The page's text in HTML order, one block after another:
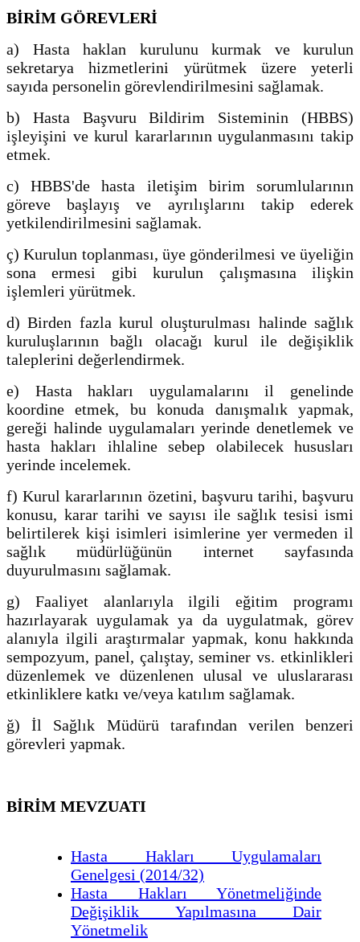
BİRİM GÖREVLERİ
a) Hasta haklan kurulunu kurmak ve kurulun
sekretarya hizmetlerini yürütmek üzere yeterli
sayıda personelin görevlendirilmesini sağlamak.
b) Hasta Başvuru Bildirim Sisteminin (HBBS)
işleyişini ve kurul kararlarının uygulanmasını takip
etmek.
c) HBBS'de hasta iletişim birim sorumlularının
göreve başlayış ve ayrılışlarını takip ederek
yetkilendirilmesini sağlamak.
ç) Kurulun toplanması, üye gönderilmesi ve üyeliğin
sona ermesi gibi kurulun çalışmasına ilişkin
işlemleri yürütmek.
d) Birden fazla kurul oluşturulması halinde sağlık
kuruluşlarının bağlı olacağı kurul ile değişiklik
taleplerini değerlendirmek.
e) Hasta hakları uygulamalarını il genelinde
koordine etmek, bu konuda danışmalık yapmak,
gereği halinde uygulamaları yerinde denetlemek ve
hasta hakları ihlaline sebep olabilecek hususları
yerinde incelemek.
f) Kurul kararlarının özetini, başvuru tarihi, başvuru
konusu, karar tarihi ve sayısı ile sağlık tesisi ismi
belirtilerek kişi isimleri isimlerine yer vermeden il
sağlık müdürlüğünün internet sayfasında
duyurulmasını sağlamak.
g) Faaliyet alanlarıyla ilgili eğitim programı
hazırlayarak uygulamak ya da uygulatmak, görev
alanıyla ilgili araştırmalar yapmak, konu hakkında
sempozyum, panel, çalıştay, seminer vs. etkinlikleri
düzenlemek ve düzenlenen ulusal ve uluslararası
etkinliklere katkı ve/veya katılım sağlamak.
ğ) İl Sağlık Müdürü tarafından verilen benzeri
görevleri yapmak.
BİRİM MEVZUATI
Hasta Hakları Uygulamaları
Genelgesi (2014/32)
Hasta Hakları Yönetmeliğinde
Değişiklik Yapılmasına Dair
Yönetmelik